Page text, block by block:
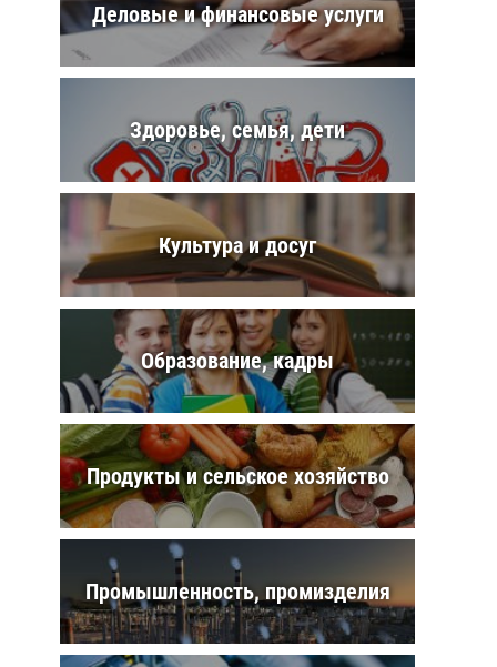
Деловые и финансовые услуги
Здоровье, семья, дети
Культура и досуг
Образование, кадры
Продукты и сельское хозяйство
Промышленность, промизделия